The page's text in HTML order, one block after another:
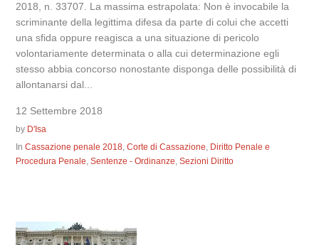
2018, n. 33707. La massima estrapolata: Non è invocabile la
scriminante della legittima difesa da parte di colui che accetti
una sfida oppure reagisca a una situazione di pericolo
volontariamente determinata o alla cui determinazione egli
stesso abbia concorso nonostante disponga delle possibilità di
allontanarsi dal...
12 Settembre 2018
by D'Isa
InCassazione penale 2018,Corte di Cassazione, Diritto Penale e
Procedura Penale,Sentenze - Ordinanze,Sezioni Diritto